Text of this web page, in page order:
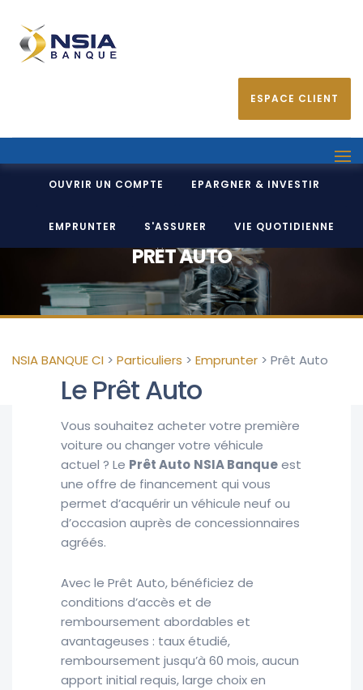
ESPACE CLIENT
OUVRIR UN COMPTE EPARGNER & INVESTIR
EMPRUNTER S'ASSURER VIE QUOTIDIENNE
PRÊT AUTO
NSIA BANQUE CI > Particuliers > Emprunter > Prêt Auto
Le Prêt Auto
Vous souhaitez acheter votre première
voiture ou changer votre véhicule
actuel ? Le Prêt Auto NSIA Banqueest
une offre de financement qui vous
permet d’acquérir un véhicule neuf ou
d’occasion auprès de concessionnaires
agréés.
Avec le Prêt Auto, bénéficiez de
conditions d’accès et de
remboursement abordables et
avantageuses : taux étudié,
remboursement jusqu’à 60 mois, aucun
apport initial requis, large choix en